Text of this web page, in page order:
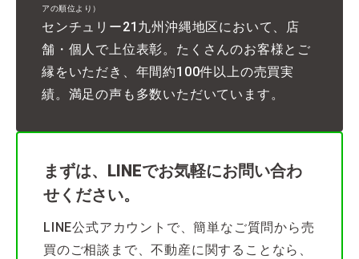
アの順位より）
センチュリー21九州沖縄地区において、店
舗・個人で上位表彰。たくさんのお客様とご
縁をいただき、年間約100件以上の売買実
績。満足の声も多数いただいています。
まずは、LINEでお気軽にお問い合わ
せください。
LINE公式アカウントで、簡単なご質問から売
買のご相談まで、不動産に関することなら、